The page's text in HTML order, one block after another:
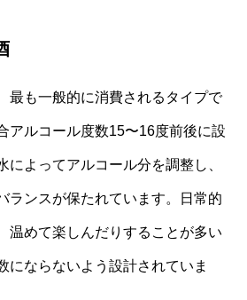
最も一般的に消費されるタイプで
アルコール度数15〜16度前後に設
によってアルコール分を調整し、
ランスが保たれています。日常的
温めて楽しんだりすることが多い
にならないよう設計されていま